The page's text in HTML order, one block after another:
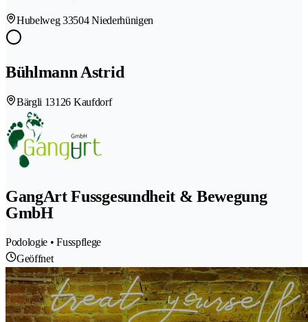
Hubelweg 33504 Niederhünigen
Bühlmann Astrid
Bärgli 13126 Kaufdorf
GangArt Fussgesundheit & Bewegung
GmbH
Podologie • Fusspflege
Geöffnet